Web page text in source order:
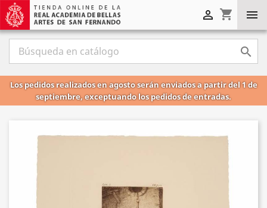

shopping_cart


Los pedidos realizados en agosto serán enviados a partir del 1 de
septiembre, exceptuando los pedidos de entradas.